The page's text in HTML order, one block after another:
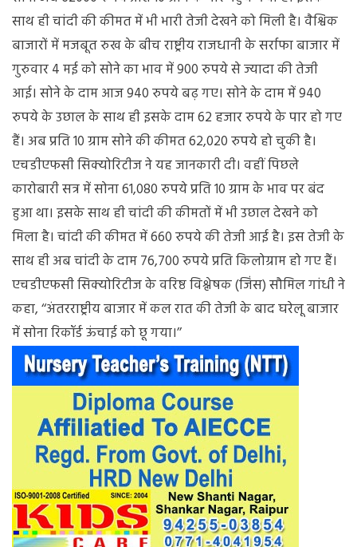
उछाल
साथ ही चांदी की कीमत में भी भारी तेजी देखने को मिली है। वैश्विक
बाजारों में मजबूत रुख के बीच राष्ट्रीय राजधानी के सर्राफा बाजार में
गुरुवार 4 मई को सोने का भाव में 900 रुपये से ज्यादा की तेजी
आई। सोने के दाम आज 940 रुपये बढ़ गए। सोने के दाम में 940
रुपये के उछाल के साथ ही इसके दाम 62 हजार रुपये के पार हो गए
हैं। अब प्रति 10 ग्राम सोने की कीमत 62,020 रुपये हो चुकी है।
एचडीएफसी सिक्योरिटीज ने यह जानकारी दी। वहीं पिछले
कारोबारी सत्र में सोना 61,080 रुपये प्रति 10 ग्राम के भाव पर बंद
हुआ था। इसके साथ ही चांदी की कीमतों में भी उछाल देखने को
मिला है। चांदी की कीमत में 660 रुपये की तेजी आई है। इस तेजी के
साथ ही अब चांदी के दाम 76,700 रुपये प्रति किलोग्राम हो गए हैं।
एचडीएफसी सिक्योरिटीज के वरिष्ठ विश्लेषक (जिंस) सौमिल गांधी ने
कहा, ‘‘अंतरराष्ट्रीय बाजार में कल रात की तेजी के बाद घरेलू बाजार
में सोना रिकॉर्ड ऊंचाई को छू गया।’’